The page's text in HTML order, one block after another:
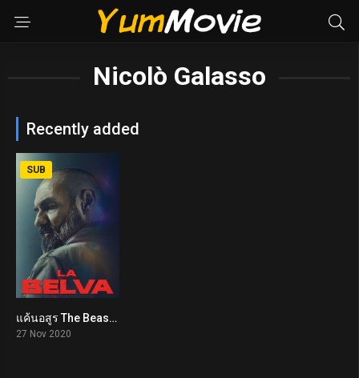
Nicolò Galasso
Recently added
5.2
SUB
แค้นอสูร The Beast (2020)
27 Nov 2020